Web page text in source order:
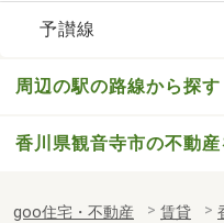
予讃線
周辺の駅の路線から探す
香川県観音寺市の不動
goo住宅・不動産 賃貸